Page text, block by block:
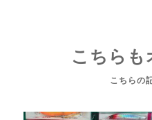
こちらも